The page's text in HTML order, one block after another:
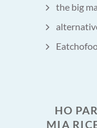
the big
HO
MIA